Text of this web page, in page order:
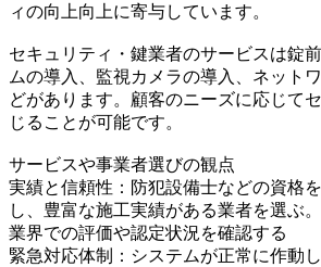
ィの向上向上に寄与しています。
セキュリティ・鍵業者のサービスは錠
ムの導入、監視カメラの導入、ネット
どがあります。顧客のニーズに応じて
じることが可能です。
サービスや事業者選びの観点
実績と信頼性：防犯設備士などの資格
し、豊富な施工実績がある業者を選ぶ
業界での評価や認定状況を確認する
緊急対応体制：システムが正常に作動